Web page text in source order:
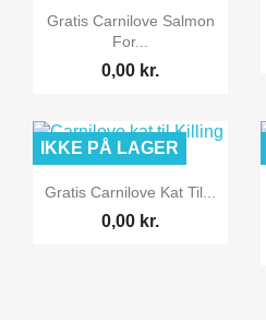
 Vis her
Gratis Carnilove Salmon
For...
0,00 kr.
 Vis her
Gratis Carnilove Kat Til...
0,00 kr.
IKKE PÅ LAGER